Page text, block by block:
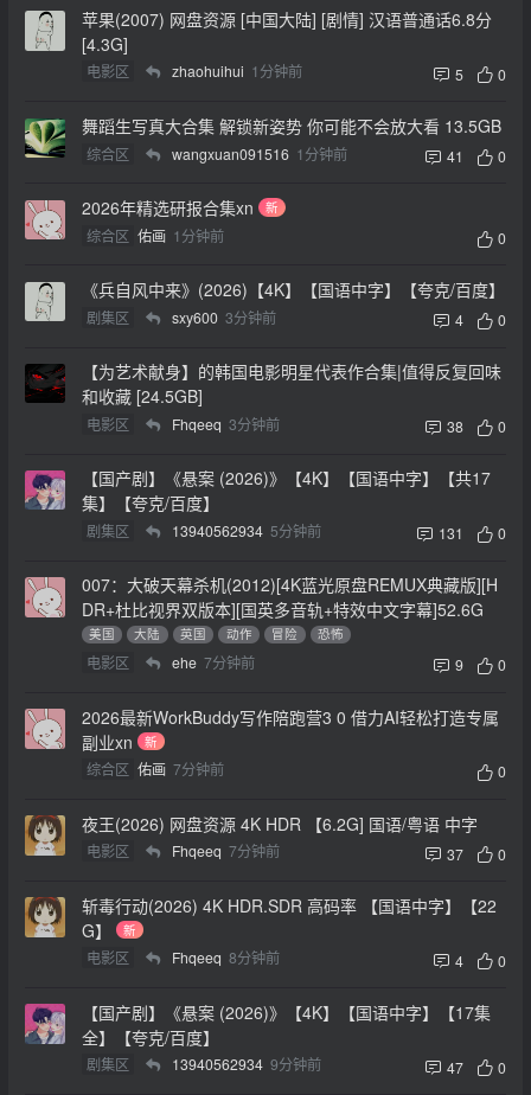
苹果(2007) 网盘资源 [中国大陆] [剧情] 汉语普通话6.8分
[4.3G]
电影区 zhaohuihui 1分钟前 5 0
舞蹈生写真大合集 解锁新姿势 你可能不会放大看 13.5GB
综合区 wangxuan091516 1分钟前 41 0
2026年精选研报合集xn 新
综合区 佑画 1分钟前 0
《兵自风中来》(2026)【4K】【国语中字】【夸克/百度】
剧集区 sxy600 3分钟前 4 0
【为艺术献身】的韩国电影明星代表作合集|值得反复回味
和收藏 [24.5GB]
电影区 Fhqeeq 3分钟前 38 0
【国产剧】《悬案 (2026)》【4K】【国语中字】【共17
集】【夸克/百度】
剧集区 13940562934 5分钟前 131 0
007：大破天幕杀机(2012)[4K蓝光原盘REMUX典藏版][H
DR+杜比视界双版本][国英多音轨+特效中文字幕]52.6G
美国 大陆 英国 动作 冒险 恐怖
电影区 ehe 7分钟前 9 0
2026最新WorkBuddy写作陪跑营3 0 借力AI轻松打造专属
副业xn
新
综合区 佑画 7分钟前 0
夜王(2026) 网盘资源 4K HDR 【6.2G] 国语/粤语 中字
电影区 Fhqeeq 7分钟前 37 0
斩毒行动(2026) 4K HDR.SDR 高码率 【国语中字】【22
G】
新
电影区 Fhqeeq 8分钟前 4 0
【国产剧】《悬案 (2026)》【4K】【国语中字】【17集
全】【夸克/百度】
剧集区 13940562934 9分钟前 47 0